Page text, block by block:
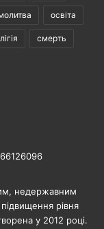
освіта
смерть
недержавним
рівня
у 2012 році.